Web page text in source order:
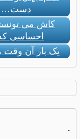
دست…
کاش می
احساسی
یک بار آن وقت
.